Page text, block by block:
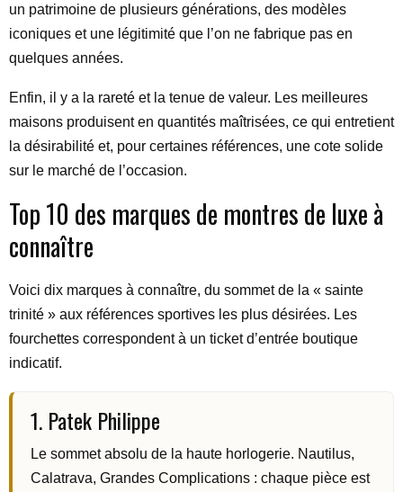
un patrimoine de plusieurs générations, des modèles
iconiques et une légitimité que l’on ne fabrique pas en
quelques années.
Enfin, il y a la rareté et la tenue de valeur. Les meilleures
maisons produisent en quantités maîtrisées, ce qui entretient
la désirabilité et, pour certaines références, une cote solide
sur le marché de l’occasion.
Top 10 des marques de montres de luxe à
connaître
Voici dix marques à connaître, du sommet de la « sainte
trinité » aux références sportives les plus désirées. Les
fourchettes correspondent à un ticket d’entrée boutique
indicatif.
1. Patek Philippe
Le sommet absolu de la haute horlogerie. Nautilus,
Calatrava, Grandes Complications : chaque pièce est